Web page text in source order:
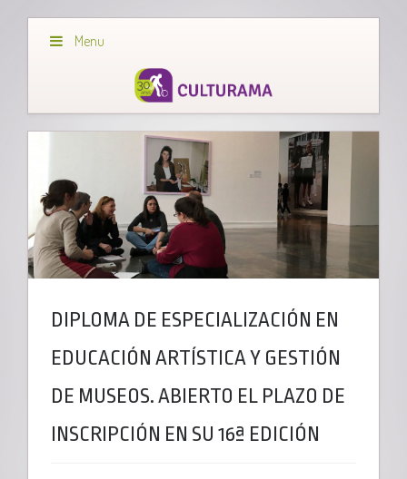
Menu
DIPLOMA DE ESPECIALIZACIÓN EN
EDUCACIÓN ARTÍSTICA Y GESTIÓN
DE MUSEOS. ABIERTO EL PLAZO DE
INSCRIPCIÓN EN SU 16ª EDICIÓN